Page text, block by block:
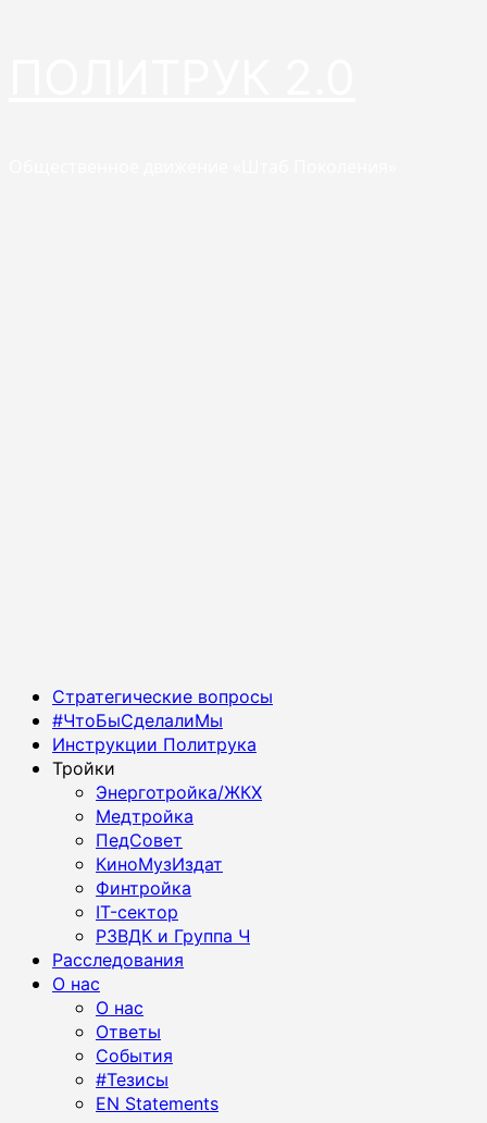
Основное
меню
Стратегические вопросы
#ЧтоБыСделалиМы
Инструкции Политрука
Тройки
Энерготройка/ЖКХ
Медтройка
ПедСовет
КиноМузИздат
Финтройка
IT-сектор
РЗВДК и Группа Ч
Расследования
О нас
О нас
Ответы
События
#Тезисы
EN Statements